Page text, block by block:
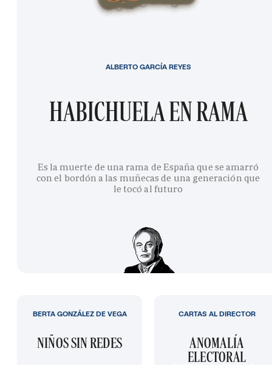
HABICHUELA EN RAMA
Es la muerte de una rama de España que se amarró
con el bordón a las muñecas de una generación que
le tocó al futuro
ALBERTO GARCÍA REYES
NIÑOS SIN REDES
BERTA GONZÁLEZ DE VEGA
ANOMALÍA
ELECTORAL
CARTAS AL DIRECTOR